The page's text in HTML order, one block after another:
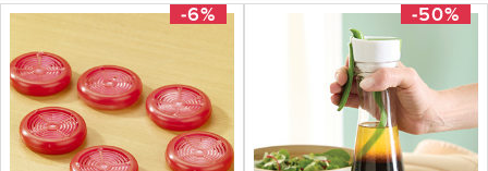
-6% -50%